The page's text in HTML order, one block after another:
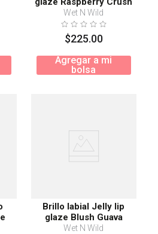
Wet N Wild
$225.00
Agregar a mi
bolsa
Brillo labial Jelly lip
glaze Blush Guava
Wet N Wild